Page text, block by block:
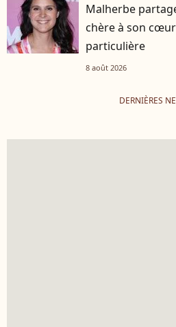
Malherbe
chère à son
particulière
8 août 2026
DERNIÈRES